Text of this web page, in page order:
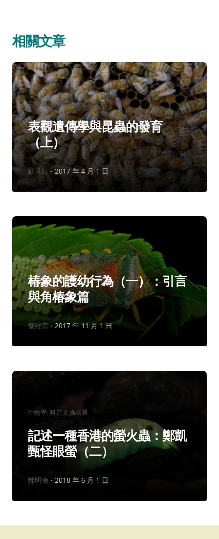
相關文章
分
類：
生物學 科普文摘精選
表觀遺傳學與昆蟲的發育
（上）
作
者：
顧世紅 2017 年 4 月 1 日
分
類：
生物學 科普文摘精選
椿象的護幼行為（一）：引言
與角椿象篇
作
蔡經甫 2017 年 11 月 1 日
分
類：
生物學 科普文摘精選
記述一種香港的螢火蟲：鄭凱
甄怪眼螢（二）
作
鄭明倫 2018 年 6 月 1 日